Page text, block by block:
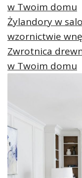
w Twoim domu
Żylandory w
wzornictwie
Zwrotnica
w Twoim domu